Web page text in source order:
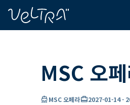
MSC 오
directions_boatMSC 오페라card_travel2027-01-14-